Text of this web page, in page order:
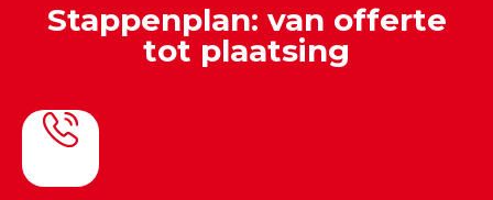
Stappenplan: van offerte
tot plaatsing